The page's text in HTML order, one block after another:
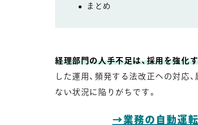
まとめ
経理部門の人手不足は、採用を強化
した運用、頻発する法改正への対応
ない状況に陥りがちです。
→業務の自動運